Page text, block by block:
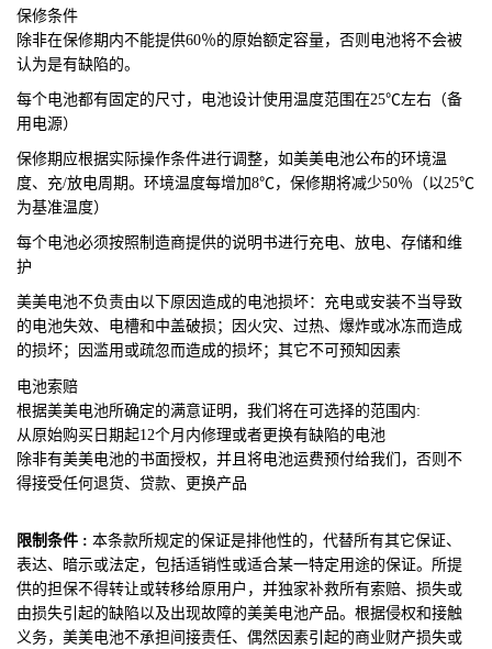
保修条件
除非在保修期内不能提供60％的原始额定容量，否则电池将不会被
认为是有缺陷的。
每个电池都有固定的尺寸，电池设计使用温度范围在25℃左右（备
用电源）
保修期应根据实际操作条件进行调整，如美美电池公布的环境温
度、充/放电周期。环境温度每增加8℃，保修期将减少50％（以25℃
为基准温度）
每个电池必须按照制造商提供的说明书进行充电、放电、存储和维
护
美美电池不负责由以下原因造成的电池损坏：充电或安装不当导致
的电池失效、电槽和中盖破损；因火灾、过热、爆炸或冰冻而造成
的损坏；因滥用或疏忽而造成的损坏；其它不可预知因素
电池索赔
根据美美电池所确定的满意证明，我们将在可选择的范围内:
从原始购买日期起12个月内修理或者更换有缺陷的电池
除非有美美电池的书面授权，并且将电池运费预付给我们，否则不
得接受任何退货、贷款、更换产品
限制条件 : 本条款所规定的保证是排他性的，代替所有其它保证、
表达、暗示或法定，包括适销性或适合某一特定用途的保证。所提
供的担保不得转让或转移给原用户，并独家补救所有索赔、损失或
由损失引起的缺陷以及出现故障的美美电池产品。根据侵权和接触
义务，美美电池不承担间接责任、偶然因素引起的商业财产损失或